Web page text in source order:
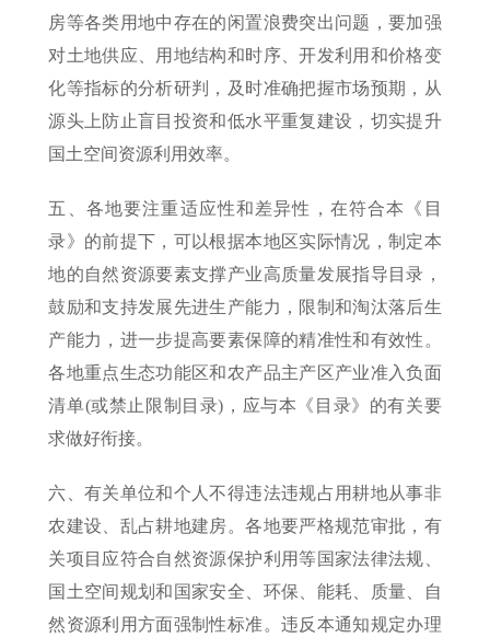
房等各类用地中存在的闲置浪费突出问题，要加强
对土地供应、用地结构和时序、开发利用和价格变
化等指标的分析研判，及时准确把握市场预期，从
源头上防止盲目投资和低水平重复建设，切实提升
国土空间资源利用效率。
五、各地要注重适应性和差异性，在符合本《目
录》的前提下，可以根据本地区实际情况，制定本
地的自然资源要素支撑产业高质量发展指导目录，
鼓励和支持发展先进生产能力，限制和淘汰落后生
产能力，进一步提高要素保障的精准性和有效性。
各地重点生态功能区和农产品主产区产业准入负面
清单(或禁止限制目录)，应与本《目录》的有关要
求做好衔接。
六、有关单位和个人不得违法违规占用耕地从事非
农建设、乱占耕地建房。各地要严格规范审批，有
关项目应符合自然资源保护利用等国家法律法规、
国土空间规划和国家安全、环保、能耗、质量、自
然资源利用方面强制性标准。违反本通知规定办理